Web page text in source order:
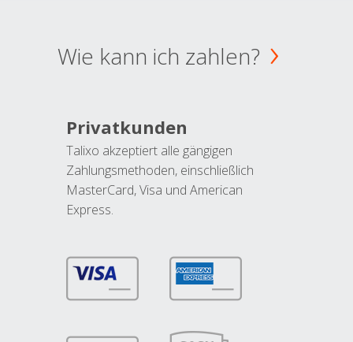
Wie kann ich zahlen?
Privatkunden
Talixo akzeptiert alle gängigen
Zahlungsmethoden, einschließlich
MasterCard, Visa und American
Express.